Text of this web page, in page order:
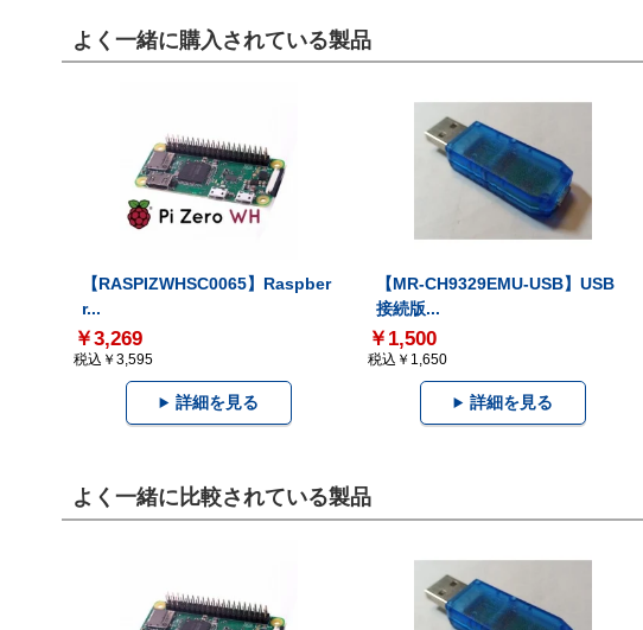
よく一緒に購入されている製品
【RASPIZWHSC0065】Raspber
r...
￥3,269
税込￥3,595
詳細を見る
【MR-CH9329EMU-USB】USB
接続版...
￥1,500
税込￥1,650
詳細を見る
よく一緒に比較されている製品